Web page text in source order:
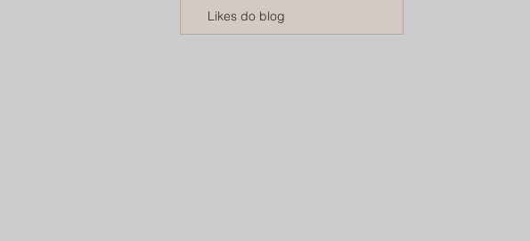
Likes do blog